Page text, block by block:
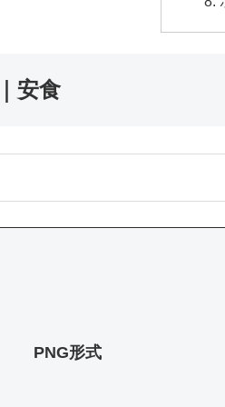
安食
PNG形式